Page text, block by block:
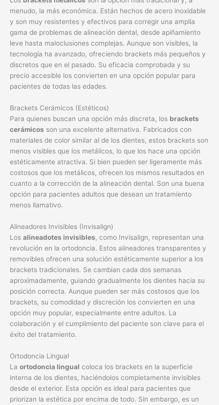
menudo, la más económica. Están hechos de acero inoxidable
y son muy resistentes y efectivos para corregir una amplia
gama de problemas de alineación dental, desde apiñamiento
leve hasta maloclusiones complejas. Aunque son visibles, la
tecnología ha avanzado, ofreciendo brackets más pequeños y
discretos que en el pasado. Su eficacia comprobada y su
precio accesible los convierten en una opción popular para
pacientes de todas las edades.
Brackets Cerámicos (Estéticos)
Para quienes buscan una opción más discreta, los brackets
cerámicos son una excelente alternativa. Fabricados con
materiales de color similar al de los dientes, estos brackets son
menos visibles que los metálicos, lo que los hace una opción
estéticamente atractiva. Si bien pueden ser ligeramente más
costosos que los metálicos, ofrecen los mismos resultados en
cuanto a la corrección de la alineación dental. Son una buena
opción para pacientes adultos que desean un tratamiento
menos llamativo.
Alineadores Invisibles (Invisalign)
Los alineadotes invisibles, como Invisalign, representan una
revolución en la ortodoncia. Estos alineadores transparentes y
removibles ofrecen una solución estéticamente superior a los
brackets tradicionales. Se cambian cada dos semanas
aproximadamente, guiando gradualmente los dientes hacia su
posición correcta. Aunque pueden ser más costosos que los
brackets, su comodidad y discreción los convierten en una
opción muy popular, especialmente entre adultos. La
colaboración y el cumplimiento del paciente son clave para el
éxito del tratamiento.
Ortodoncia Lingual
La ortodoncia lingual coloca los brackets en la superficie
interna de los dientes, haciéndolos completamente invisibles
desde el exterior. Esta opción es ideal para pacientes que
priorizan la estética por encima de todo. Sin embargo, es un